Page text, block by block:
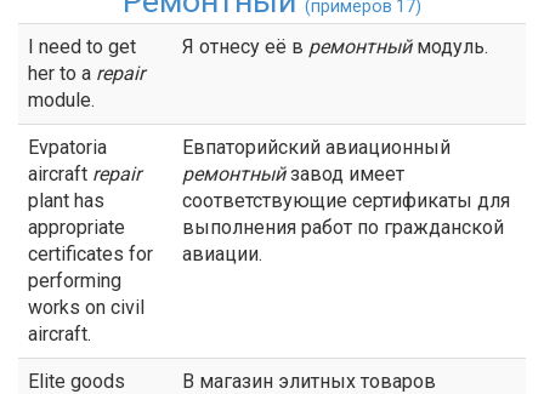
(примеров 17)
I need to get
her to a repair
module.
Я отнесу её в ремонтныймодуль.
Evpatoria
aircraft repair
plant has
appropriate
certificates for
performing
works on civil
aircraft.
Евпаторийский авиационный
ремонтныйзавод имеет
соответствующие сертификаты для
выполнения работ по гражданской
авиации.
Elite goods
В магазин элитных товаров